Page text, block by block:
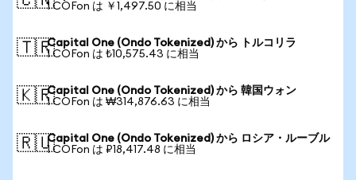
1 COFon は ￥1,497.50 に相当
🇹🇷Capital One (Ondo Tokenized) から トルコリラ
1 COFon は ₺10,575.43 に相当
🇰🇷Capital One (Ondo Tokenized) から 韓国ウォン
1 COFon は ₩314,876.63 に相当
🇷🇺Capital One (Ondo Tokenized) から ロシア・ルーブル
1 COFon は ₽18,417.48 に相当